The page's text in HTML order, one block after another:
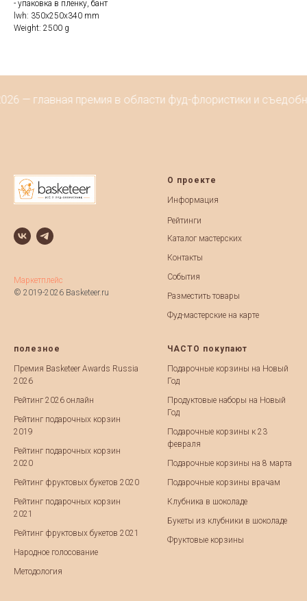
- упаковка в пленку, бант
lwh: 350x250x340 mm
Weight: 2500 g
— главная премия в области фуд-флористики и
Маркетплейс
© 2019-2026 Basketeer.ru
О проекте
Информация
Рейтинги
Каталог мастерских
Контакты
События
Разместить товары
Фуд-мастерские на карте
полезное
Премия Basketeer Awards Russia
2026
Рейтинг 2026 онлайн
Рейтинг подарочных корзин
2019
Рейтинг подарочных корзин
2020
Рейтинг фруктовых букетов 2020
Рейтинг подарочных корзин
2021
Рейтинг фруктовых букетов 2021
Народное голосование
Методология
ЧАСТО покупают
Подарочные корзины на Новый
Год
Продуктовые наборы на Новый
Год
Подарочные корзины к 23
февраля
Подарочные корзины на 8 марта
Подарочные корзины врачам
Клубника в шоколаде
Букеты из клубники в шоколаде
Фруктовые корзины